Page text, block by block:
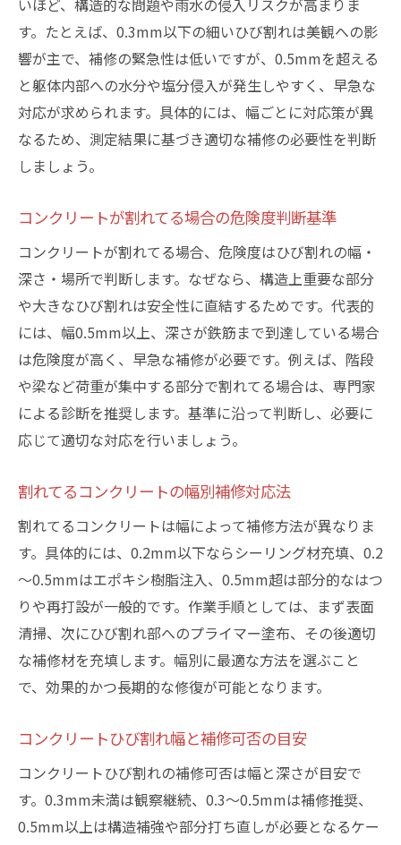
いほど、構造的な問題や雨水の侵入リスクが高まりま
す。たとえば、0.3mm以下の細いひび割れは美観への影
響が主で、補修の緊急性は低いですが、0.5mmを超える
と躯体内部への水分や塩分侵入が発生しやすく、早急な
対応が求められます。具体的には、幅ごとに対応策が異
なるため、測定結果に基づき適切な補修の必要性を判断
しましょう。
コンクリートが割れてる場合の危険度判断基準
コンクリートが割れてる場合、危険度はひび割れの幅・
深さ・場所で判断します。なぜなら、構造上重要な部分
や大きなひび割れは安全性に直結するためです。代表的
には、幅0.5mm以上、深さが鉄筋まで到達している場合
は危険度が高く、早急な補修が必要です。例えば、階段
や梁など荷重が集中する部分で割れてる場合は、専門家
による診断を推奨します。基準に沿って判断し、必要に
応じて適切な対応を行いましょう。
割れてるコンクリートの幅別補修対応法
割れてるコンクリートは幅によって補修方法が異なりま
す。具体的には、0.2mm以下ならシーリング材充填、0.2
～0.5mmはエポキシ樹脂注入、0.5mm超は部分的なはつ
りや再打設が一般的です。作業手順としては、まず表面
清掃、次にひび割れ部へのプライマー塗布、その後適切
な補修材を充填します。幅別に最適な方法を選ぶこと
で、効果的かつ長期的な修復が可能となります。
コンクリートひび割れ幅と補修可否の目安
コンクリートひび割れの補修可否は幅と深さが目安で
す。0.3mm未満は観察継続、0.3～0.5mmは補修推奨、
0.5mm以上は構造補強や部分打ち直しが必要となるケー